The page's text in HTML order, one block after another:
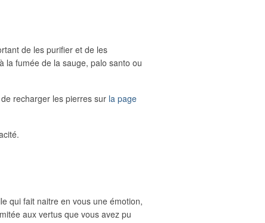
de les purifier et de les
la fumée de la sauge, palo santo ou
recharger les pierres sur la page
qui fait naitre en vous une émotion,
aux vertus que vous avez pu